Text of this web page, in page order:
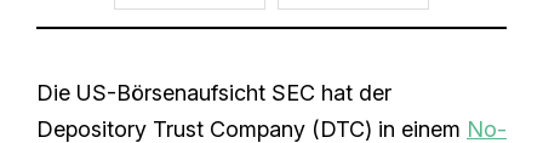
Die US-Börsenaufsicht SEC hat der
Depository Trust Company (DTC) in einem No-